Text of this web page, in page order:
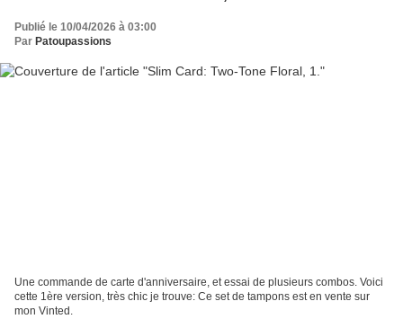
Publié le 10/04/2026 à 03:00
Par Patoupassions
Une commande de carte d'anniversaire, et essai de plusieurs combos. Voici
cette 1ère version, très chic je trouve: Ce set de tampons est en vente sur
mon Vinted.